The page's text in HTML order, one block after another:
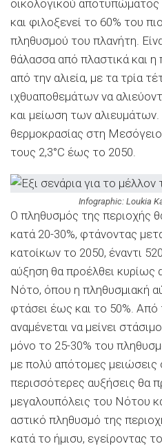
οικολογικού αποτυπώματος
και φιλοξενεί το 60% του
πληθυσμού του πλανήτη.
θάλασσα από πλαστικά και
από την αλιεία, με τα τρία
ιχθυαποθεμάτων να
και μείωση των
θερμοκρασίας στη Μεσόγειο
τους 2,3°C έως το 2050.
Infographic: Loukia
Ο πληθυσμός της περιοχής
κατά 20-30%, φτάνοντας
κατοίκων το 2050, έναντι
αύξηση θα προέλθει κυρίως
Νότο, όπου η πληθυσμιακή
φτάσει έως και το 50%. Από
αναμένεται να μείνει
μόνο το 25-30% του
με πολύ απότομες μειώσεις
περισσότερες αυξήσεις θα
μεγαλουπόλεις του Νότου
αστικό πληθυσμό της
κατά το ήμισυ, εγείροντας